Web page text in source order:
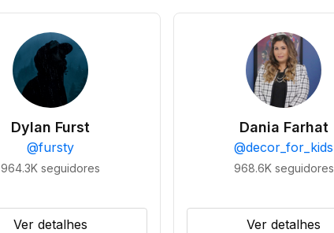
Dylan Furst
@fursty
964.3K seguidores
Ver detalhes
Dania Farhat
@decor_for_kids
968.6K seguidores
Ver detalhes